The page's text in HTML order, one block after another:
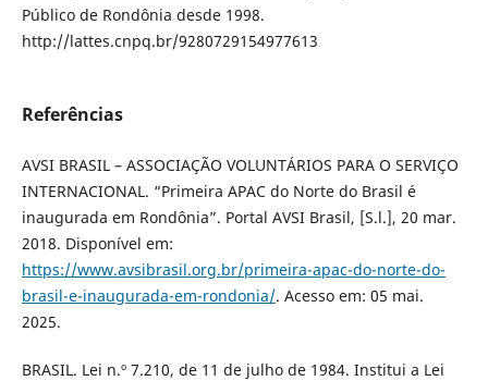
Público de Rondônia desde 1998.
http://lattes.cnpq.br/9280729154977613
Referências
AVSI BRASIL – ASSOCIAÇÃO VOLUNTÁRIOS PARA O SERVIÇO
INTERNACIONAL. “Primeira APAC do Norte do Brasil é
inaugurada em Rondônia”. Portal AVSI Brasil, [S.l.], 20 mar.
2018. Disponível em:
https://www.avsibrasil.org.br/primeira-apac-do-norte-do-
brasil-e-inaugurada-em-rondonia/. Acesso em: 05 mai.
2025.
BRASIL. Lei n.º 7.210, de 11 de julho de 1984. Institui a Lei